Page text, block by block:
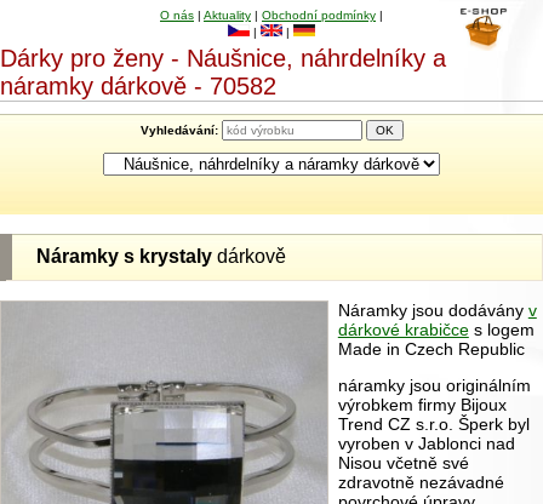
O nás | Aktuality | Obchodní podmínky |
|
|
Dárky pro ženy - Náušnice, náhrdelníky a
náramky dárkově - 70582
Vyhledávání:
Náramky s krystaly dárkově
Náramky jsou dodávány v
dárkové krabičces logem
Made in Czech Republic
náramky jsou originálním
výrobkem firmy Bijoux
Trend CZ s.r.o. Šperk byl
vyroben v Jablonci nad
Nisou včetně své
zdravotně nezávadné